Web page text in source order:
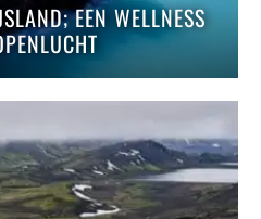
EEN WELLNESS